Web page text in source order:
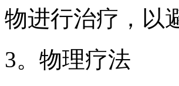
物进行治疗，以
3。物理疗法